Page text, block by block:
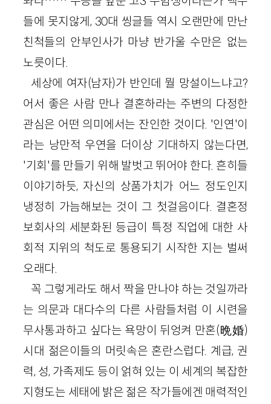
들에 못지않게, 30대 씽글들 역시 오랜만에 만난
친척들의 안부인사가 마냥 반가울 수만은 없는
노릇이다.
세상에 여자(남자)가 반인데 뭘 망설이느냐고?
어서 좋은 사람 만나 결혼하라는 주변의 다정한
관심은 어떤 의미에서는 잔인한 것이다. '인연'이
라는 낭만적 우연을 더이상 기대하지 않는다면,
'기회'를 만들기 위해 발벗고 뛰어야 한다. 흔히들
이야기하듯, 자신의 상품가치가 어느 정도인지
냉정히 가늠해보는 것이 그 첫걸음이다. 결혼정
보회사의 세분화된 등급이 특정 직업에 대한 사
회적 지위의 척도로 통용되기 시작한 지는 벌써
오래다.
꼭 그렇게라도 해서 짝을 만나야 하는 것일까라
는 의문과 대다수의 다른 사람들처럼 이 시련을
무사통과하고 싶다는 욕망이 뒤엉켜 만혼(晩婚)
시대 젊은이들의 머릿속은 혼란스럽다. 계급, 권
력, 성, 가족제도 등이 얽혀 있는 이 세계의 복잡한
지형도는 세태에 밝은 젊은 작가들에겐 매력적인